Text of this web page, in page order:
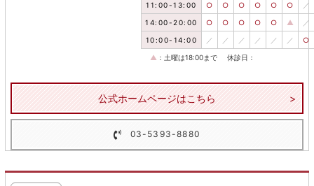
11:00-13:00 ○ ○ ○ ○ ○ ○ ／
14:00-20:00 ○ ○ ○ ○ ○ ▲ ／
10:00-14:00 ／ ／ ／ ／ ／ ／ ○
▲ ：土曜は18:00まで 休診日：
公式ホームページはこちら
03-5393-8880